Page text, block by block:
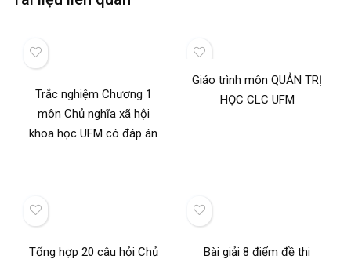
Trắc nghiệm Chương 1
môn Chủ nghĩa xã hội
khoa học UFM có đáp án
Giáo trình môn QUẢN TRỊ
HỌC CLC UFM
Tổng hợp 20 câu hỏi Chủ
Bài giải 8 điểm đề thi